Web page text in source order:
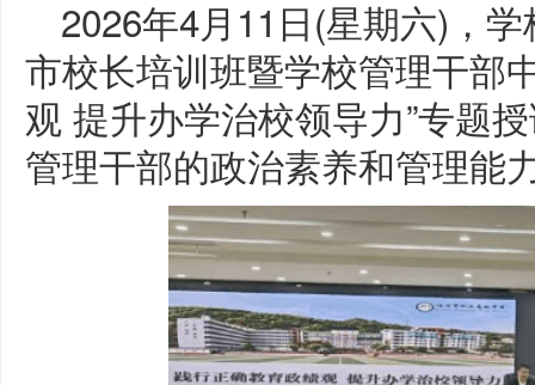
2026年4月11日(星期六)，
市校长培训班暨学校管理干部
观 提升办学治校领导力”专题
管理干部的政治素养和管理能